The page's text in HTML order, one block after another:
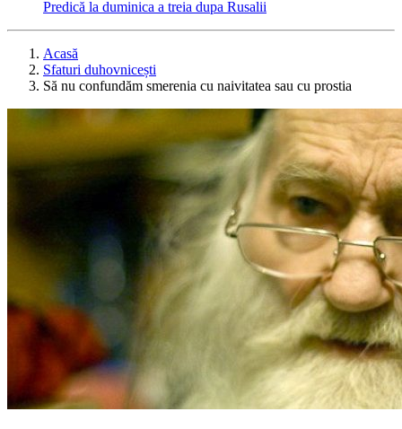
Predică la duminica a treia dupa Rusalii
Acasă
Sfaturi duhovnicești
Să nu confundăm smerenia cu naivitatea sau cu prostia